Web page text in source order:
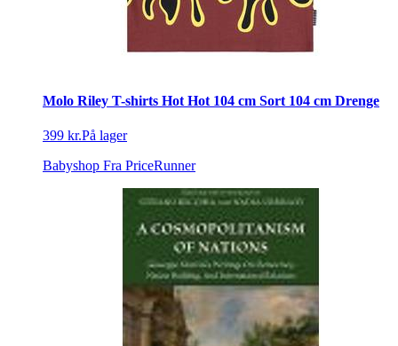
Molo Riley T-shirts Hot Hot 104 cm Sort 104 cm Drenge
399 kr.På lager
Babyshop Fra PriceRunner